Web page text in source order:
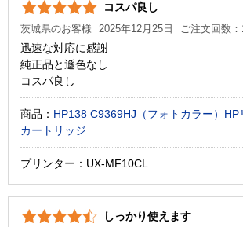
コスパ良し
茨城県のお客様 2025年12月25日 ご注文回数：
迅速な対応に感謝
純正品と遜色なし
コスパ良し
商品： HP138 C9369HJ（フォトカラー）HP
カートリッジ
プリンター：UX-MF10CL
しっかり使えます